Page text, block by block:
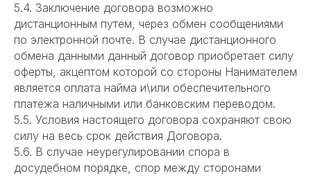
5.4. Заключение договора возможно
дистанционным путем, через обмен сообщениями
по электронной почте. В случае дистанционного
обмена данными данный договор приобретает силу
оферты, акцептом которой со стороны Нанимателем
является оплата найма и\или обеспечительного
платежа наличными или банковским переводом.
5.5. Условия настоящего договора сохраняют свою
силу на весь срок действия Договора.
5.6. В случае неурегулировании спора в
досудебном порядке, спор между сторонами